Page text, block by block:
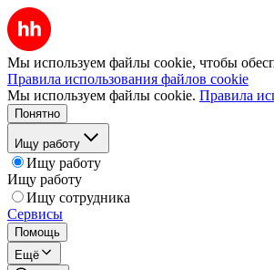
Мы используем файлы cookie, чтобы
Правила использования файлов cookie
Мы используем файлы cookie. Правила
Понятно
Ищу работу
Ищу работу
Ищу работу
Ищу сотрудника
Сервисы
Помощь
Ещё